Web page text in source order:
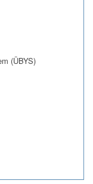
(ÜBYS)